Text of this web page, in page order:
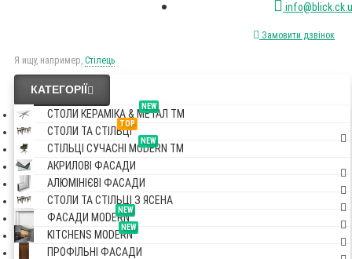
Замовити дзвінок
Я ищу, например, Стілець
КАТЕГОРІЇ
NEW
СТОЛИ КЕРАМІКА & МЕТАЛ TM
TOP
СТОЛИ ТА СТІЛЬЦІ
NEW
СТІЛЬЦІ СУЧАСНІ MODERN TM
АКРИЛОВІ ФАСАДИ
АЛЮМІНІЄВІ ФАСАДИ
СТОЛИ ТА СТІЛЬЦІ З ЯСЕНА
NEW
ФАСАДИ MODERN
NEW
KITCHENS MODERN
ПРОФІЛЬНІ ФАСАДИ